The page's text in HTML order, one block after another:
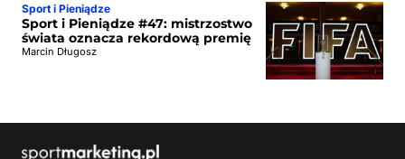
Sport i Pieniądze
Sport i Pieniądze #47: mistrzostwo
świata oznacza rekordową premię
Marcin Długosz